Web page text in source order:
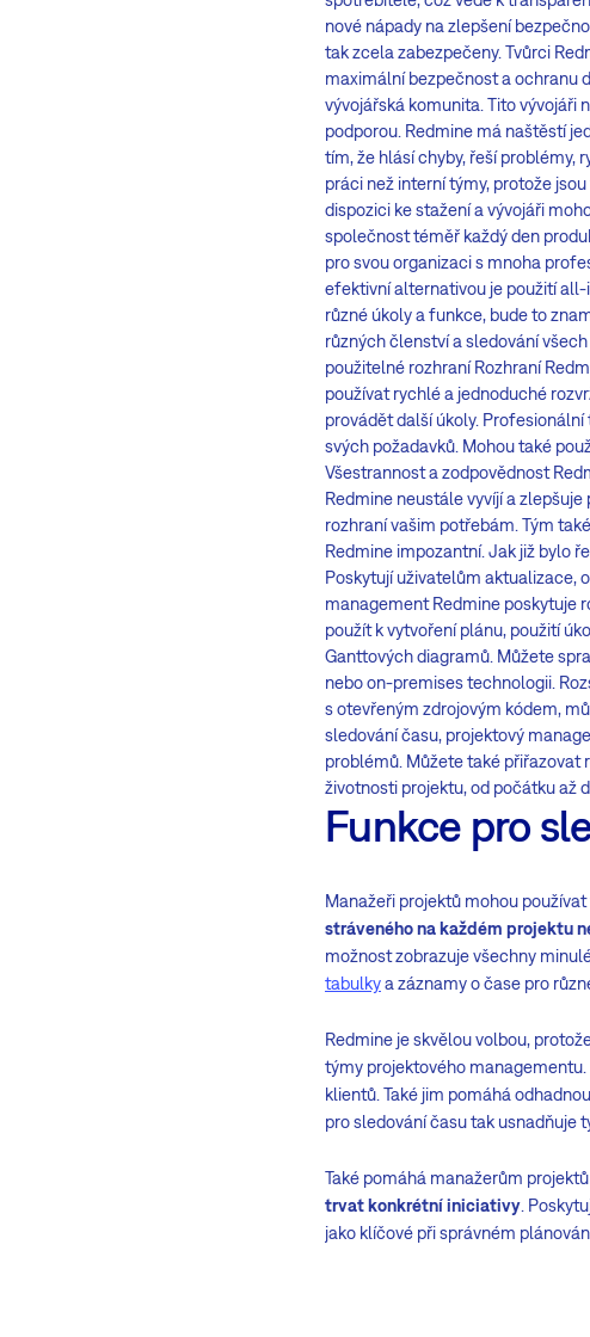
nové nápady na zlepšení
tak zcela zabezpečeny. Tvůrci
maximální bezpečnost a ochranu
vývojářská komunita. Tito vývojáři
podporou. Redmine má naštěstí
tím, že hlásí chyby, řeší problémy,
práci než interní týmy, protože
dispozici ke stažení a vývojáři
společnost téměř každý den
pro svou organizaci s mnoha
efektivní alternativou je použití
různé úkoly a funkce, bude to
různých členství a sledování
použitelné rozhraní Rozhraní
používat rychlé a jednoduché
provádět další úkoly.
svých požadavků. Mohou také
Všestrannost a zodpovědnost
Redmine neustále vyvíjí a
rozhraní vašim potřebám. Tým
Redmine impozantní. Jak již bylo
Poskytují uživatelům aktualizace,
management Redmine poskytuje
použít k vytvoření plánu, použití
Ganttových diagramů. Můžete
nebo on-premises technologii.
s otevřeným zdrojovým kódem,
sledování času, projektový
problémů. Můžete také přiřazovat
životnosti projektu, od počátku až
Funkce pro
Manažeři projektů mohou
stráveného na každém projektu
možnost zobrazuje všechny
tabulkya záznamy o čase pro
Redmine je skvělou volbou,
týmy projektového
klientů. Také jim pomáhá
pro sledování času tak usnadňuje
Také pomáhá manažerům
trvat konkrétní iniciativy.
jako klíčové při správném